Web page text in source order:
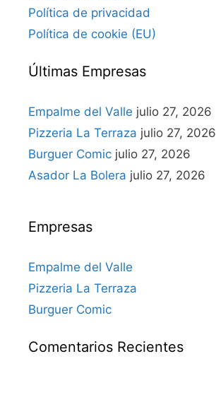
Política de privacidad
Política de cookie (EU)
Últimas Empresas
Empalme del Valle julio 27, 2026
Pizzeria La Terraza julio 27, 2026
Burguer Comic julio 27, 2026
Asador La Bolera julio 27, 2026
Empresas
Empalme del Valle
Pizzeria La Terraza
Burguer Comic
Comentarios Recientes